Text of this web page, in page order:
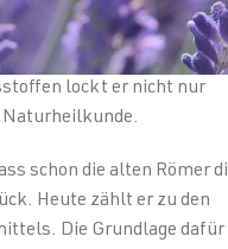
lockt er nicht nur
Naturheilkunde.
schon die alten Römer
Heute zählt er zu den
Die Grundlage dafür